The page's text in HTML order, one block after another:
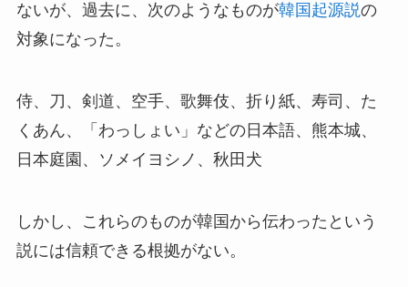
ないが、過去に、次のようなものが韓国起源説の
対象になった。
侍、刀、剣道、空手、歌舞伎、折り紙、寿司、た
くあん、「わっしょい」などの日本語、熊本城、
日本庭園、ソメイヨシノ、秋田犬
しかし、これらのものが韓国から伝わったという
説には信頼できる根拠がない。